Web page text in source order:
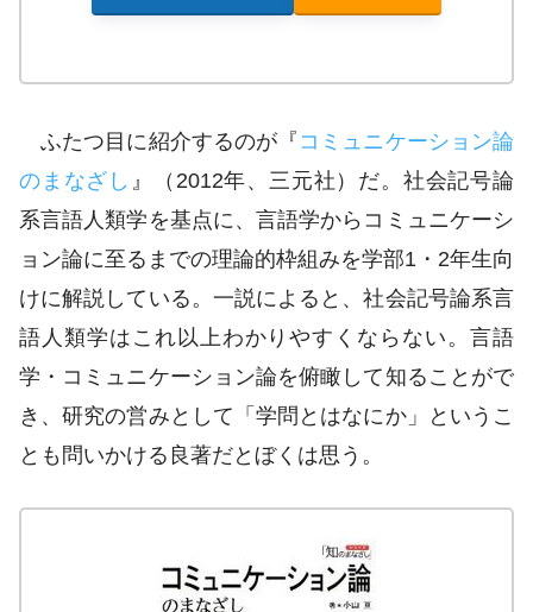
ふたつ目に紹介するのが『 コミュニケーション論
のまなざし 』（2012年、三元社）だ。社会記号論
系言語人類学を基点に、言語学からコミュニケーシ
ョン論に至るまでの理論的枠組みを学部1・2年生向
けに解説している。一説によると、社会記号論系言
語人類学はこれ以上わかりやすくならない。言語
学・コミュニケーション論を俯瞰して知ることがで
き、研究の営みとして「学問とはなにか」というこ
とも問いかける良著だとぼくは思う。